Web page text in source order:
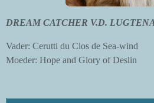
DREAM CATCHER V.D.
Vader: Cerutti du Clos de Sea-wind
Moeder: Hope and Glory of Deslin